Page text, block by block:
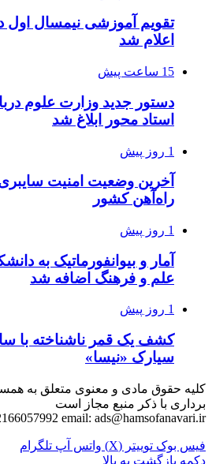
تقویم آموزشی نیمسال اول
اعلام شد
15 ساعت پیش
دستور جدید وزارت علوم
استاد محور ابلاغ شد
1 روز پیش
آخرین وضعیت امنیت
راه‌آهن کشور
1 روز پیش
آمار و بیوانفورماتیک به
علم و فرهنگ اضافه شد
1 روز پیش
کشف یک قمر ناشناخته با
سیارک «نیسا»
کلیه حقوق مادی و معنوی متعلق به
برداری با ذکر منبع مجاز است
email: ads@hamsofanavari.ir
فیس بوک توییتر (X) واتس آپ تلگرام
دکمه بازگشت به بالا